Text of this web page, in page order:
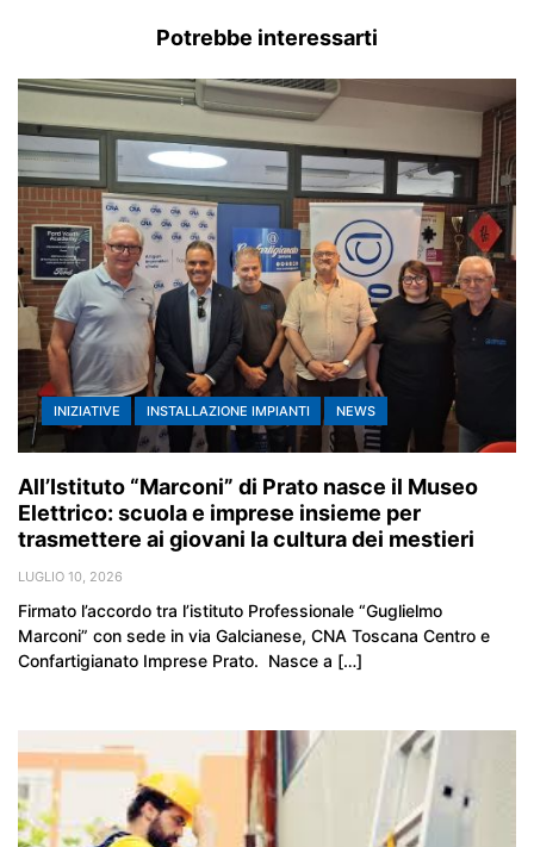
Potrebbe interessarti
INIZIATIVE INSTALLAZIONE IMPIANTI NEWS
All’Istituto “Marconi” di Prato nasce il Museo
Elettrico: scuola e imprese insieme per
trasmettere ai giovani la cultura dei mestieri
LUGLIO 10, 2026
Firmato l’accordo tra l’istituto Professionale “Guglielmo
Marconi” con sede in via Galcianese, CNA Toscana Centro e
Confartigianato Imprese Prato. Nasce a […]